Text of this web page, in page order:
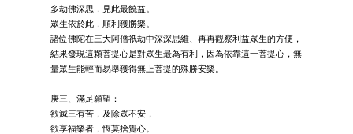
多劫佛深思，見此最饒益。
眾生依於此，順利獲勝樂。
諸位佛陀在三大阿僧祇劫中深深思維、再再觀察利益眾生的方便，
結果發現這顆菩提心是對眾生最為有利，因為依靠這一菩提心，無
量眾生能輕而易舉獲得無上菩提的殊勝安樂。
庚三、滿足願望：
欲滅三有苦，及除眾不安，
欲享福樂者，恆莫捨覺心。